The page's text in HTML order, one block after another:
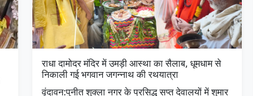
राधा दामोदर मंदिर में उमड़ी आस्था का सैलाब, धूमधाम से
निकाली गई भगवान जगन्नाथ की रथयात्रा
​वृंदावन:पुनीत शुक्ला नगर के प्रसिद्ध सप्त देवालयों में शुमार